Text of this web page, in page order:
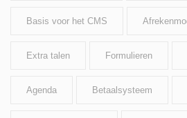
Basis voor het CMS
Extra talen Formulieren
Agenda Betaalsysteem